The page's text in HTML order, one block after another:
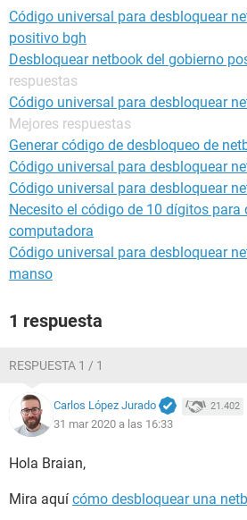
Código universal para desbloquear
positivo bgh
Desbloquear netbook del gobierno
respuestas
Código universal para desbloquear
Mejores respuestas
Generar código de desbloqueo de
Código universal para desbloquear
Código universal para desbloquear
Necesito el código de 10 dígitos para
computadora
Código universal para desbloquear
manso
1 respuesta
RESPUESTA 1 / 1
Carlos López Jurado 21.402
31 mar 2020 a las 16:33
Hola Braian,
Mira aquí cómo desbloquear una